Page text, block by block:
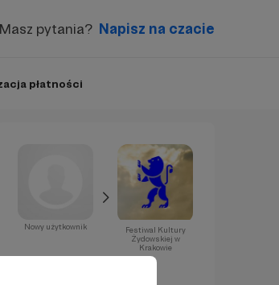
Masz pytania? Napisz na czacie
płatności
Nowy użytkownik
Festiwal Kultury
Żydowskiej w
Krakowie